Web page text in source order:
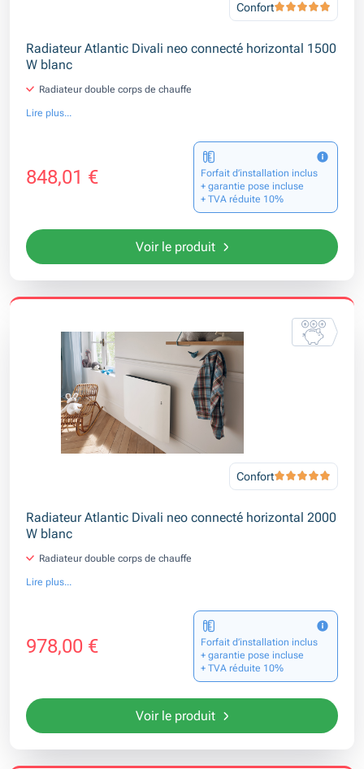
Confort
Radiateur Atlantic Divali neo connecté horizontal 1500
W blanc
Radiateur double corps de chauffe
Lire plus...
848,01 €
Forfait d’installation inclus
+ garantie pose incluse
+ TVA réduite 10%
Voir le produit
Confort
Radiateur Atlantic Divali neo connecté horizontal 2000
W blanc
Radiateur double corps de chauffe
Lire plus...
978,00 €
Forfait d’installation inclus
+ garantie pose incluse
+ TVA réduite 10%
Voir le produit